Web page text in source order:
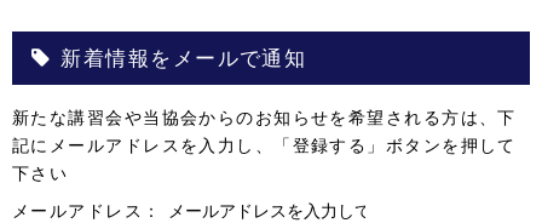
新着情報をメールで通知
新たな講習会や当協会からのお知らせを希望される方は、下
記にメールアドレスを入力し、「登録する」ボタンを押して
下さい
メールアドレス：